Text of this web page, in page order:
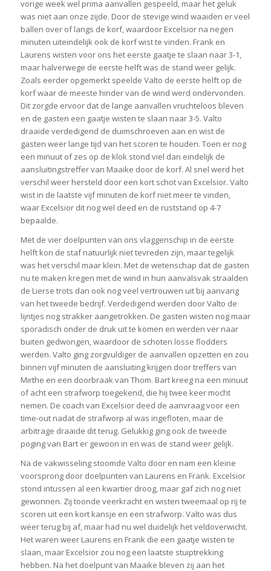
vorige week wel prima aanvallen gespeeld, maar het geluk
was niet aan onze zijde. Door de stevige wind waaiden er veel
ballen over of langs de korf, waardoor Excelsior na negen
minuten uiteindelijk ook de korf wist te vinden. Frank en
Laurens wisten voor ons het eerste gaatje te slaan naar 3-1,
maar halverwege de eerste helft was de stand weer gelijk.
Zoals eerder opgemerkt speelde Valto de eerste helft op de
korf waar de meeste hinder van de wind werd ondervonden.
Dit zorgde ervoor dat de lange aanvallen vruchteloos bleven
en de gasten een gaatje wisten te slaan naar 3-5. Valto
draaide verdedigend de duimschroeven aan en wist de
gasten weer lange tijd van het scoren te houden. Toen er nog
een minuut of zes op de klok stond viel dan eindelijk de
aansluitingstreffer van Maaike door de korf. Al snel werd het
verschil weer hersteld door een kort schot van Excelsior. Valto
wist in de laatste vijf minuten de korf niet meer te vinden,
waar Excelsior dit nog wel deed en de ruststand op 4-7
bepaalde.
Met de vier doelpunten van ons vlaggenschip in de eerste
helft kon de staf natuurlijk niet tevreden zijn, maar tegelijk
was het verschil maar klein. Met de wetenschap dat de gasten
nu te maken kregen met de wind in hun aanvalsvak straalden
de Lierse trots dan ook nog veel vertrouwen uit bij aanvang
van het tweede bedrijf. Verdedigend werden door Valto de
lijntjes nog strakker aangetrokken. De gasten wisten nog maar
sporadisch onder de druk uit te komen en werden ver naar
buiten gedwongen, waardoor de schoten losse flodders
werden. Valto ging zorgvuldiger de aanvallen opzetten en zou
binnen vijf minuten de aansluiting krijgen door treffers van
Mirthe en een doorbraak van Thom. Bart kreeg na een minuut
of acht een strafworp toegekend, die hij twee keer mocht
nemen. De coach van Excelsior deed de aanvraag voor een
time-out nadat de strafworp al was ingefloten, maar de
arbitrage draaide dit terug. Gelukkig ging ook de tweede
poging van Bart er gewoon in en was de stand weer gelijk.
Na de vakwisseling stoomde Valto door en nam een kleine
voorsprong door doelpunten van Laurens en Frank. Excelsior
stond intussen al een kwartier droog, maar gaf zich nog niet
gewonnen. Zij toonde veerkracht en wisten tweemaal op rij te
scoren uit een kort kansje en een strafworp. Valto was dus
weer terug bij af, maar had nu wel duidelijk het veldoverwicht.
Het waren weer Laurens en Frank die een gaatje wisten te
slaan, maar Excelsior zou nog een laatste stuiptrekking
hebben. Na het doelpunt van Maaike bleven zij aan het